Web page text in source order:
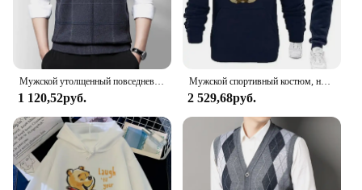
Мужской утолщенный повседневный свитер, майка, осенне-зимний теплый мужской жилет
1 120,52руб.
Мужской спортивный костюм, новые теплые комплекты с капюшоном, высококачественный мужской пуловер с капюшоном + спортивные штаны, дизайнерская толстовка в стиле хип-хоп, одежда для бега
2 529,68руб.